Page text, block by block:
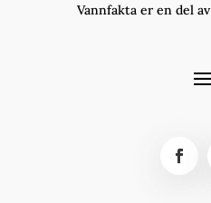
Vannfakta er en del av